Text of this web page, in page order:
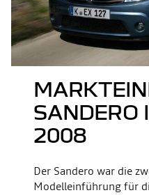
SANDERO
2008
Der Sandero war die
Modelleinführung für